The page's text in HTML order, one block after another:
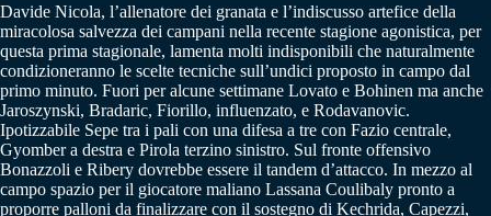
Davide Nicola, l’allenatore dei granata e l’indiscusso artefice della
miracolosa salvezza dei campani nella recente stagione agonistica, per
questa prima stagionale, lamenta molti indisponibili che naturalmente
condizioneranno le scelte tecniche sull’undici proposto in campo dal
primo minuto. Fuori per alcune settimane Lovato e Bohinen ma anche
Jaroszynski, Bradaric, Fiorillo, influenzato, e Rodavanovic.
Ipotizzabile Sepe tra i pali con una difesa a tre con Fazio centrale,
Gyomber a destra e Pirola terzino sinistro. Sul fronte offensivo
Bonazzoli e Ribery dovrebbe essere il tandem d’attacco. In mezzo al
campo spazio per il giocatore maliano Lassana Coulibaly pronto a
proporre palloni da finalizzare con il sostegno di Kechrida, Capezzi,